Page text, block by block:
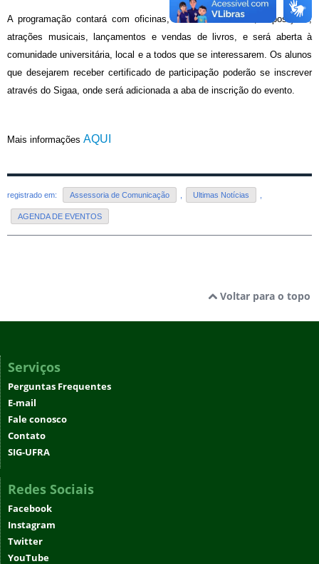
A programação contará com oficinas, rodas de conversa, exposições,
atrações musicais, lançamentos e vendas de livros, e será aberta à
comunidade universitária, local e a todos que se interessarem. Os alunos
que desejarem receber certificado de participação poderão se inscrever
através do Sigaa, onde será adicionada a aba de inscrição do evento.
Mais informações AQUI
registrado em: Assessoria de Comunicação Ultimas Notícias
AGENDA DE EVENTOS
Voltar para o topo
Serviços
Perguntas Frequentes
E-mail
Fale conosco
Contato
SIG-UFRA
Redes Sociais
Facebook
Instagram
Twitter
YouTube